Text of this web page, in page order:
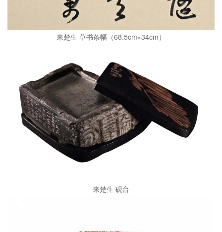
来楚生 草书条幅（68.5cm×34cm）
来楚生 砚台